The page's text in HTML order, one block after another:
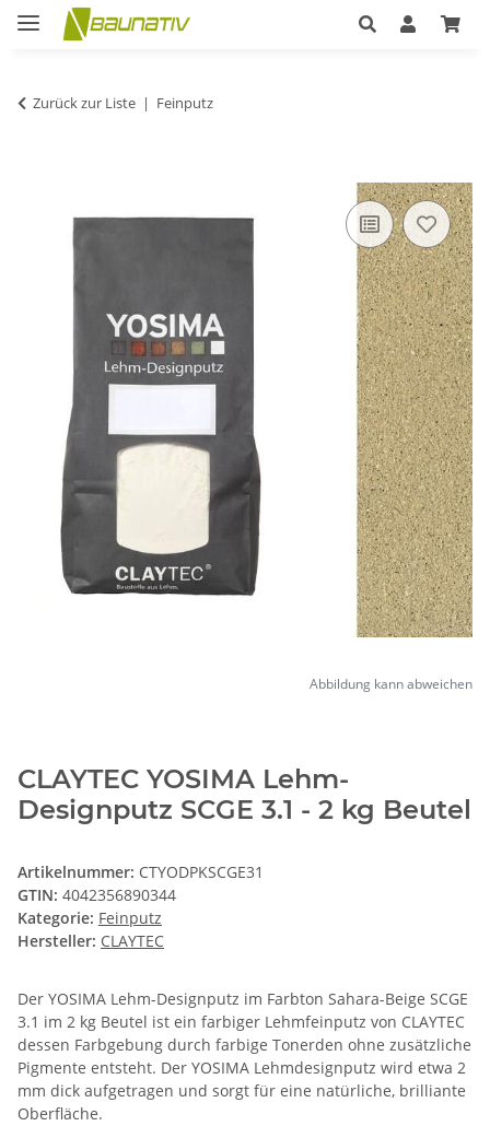
Zurück zur Liste Feinputz
Abbildung kann abweichen
CLAYTEC YOSIMA Lehm-
Designputz SCGE 3.1 - 2 kg Beutel
Artikelnummer: CTYODPKSCGE31
GTIN: 4042356890344
Kategorie: Feinputz
Hersteller: CLAYTEC
Der YOSIMA Lehm-Designputz im Farbton Sahara-Beige SCGE
3.1 im 2 kg Beutel ist ein farbiger Lehmfeinputz von CLAYTEC
dessen Farbgebung durch farbige Tonerden ohne zusätzliche
Pigmente entsteht. Der YOSIMA Lehmdesignputz wird etwa 2
mm dick aufgetragen und sorgt für eine natürliche, brilliante
Oberfläche.